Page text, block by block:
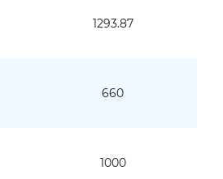
1293.87
660
1000